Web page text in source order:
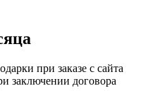
при заказе с сайта
заключении договора